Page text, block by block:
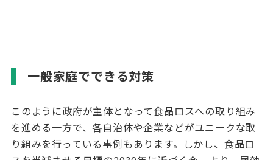
一般家庭でできる対策
このように政府が主体となって食品ロスへの取り組み
を進める一方で、各自治体や企業などがユニークな取
り組みを行っている事例もあります。しかし、食品ロ